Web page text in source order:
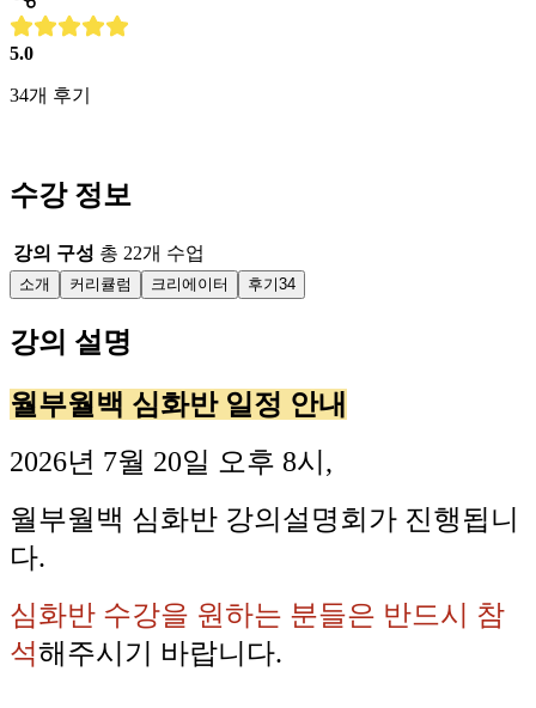
5.0
34개 후기
수강 정보
강의 구성 총 22개 수업
소개 커리큘럼 크리에이터 후기34
강의 설명
월부월백 심화반 일정 안내
2026년 7월 20일 오후 8시,
월부월백 심화반 강의설명회가 진행됩니
다.
심화반 수강을 원하는 분들은 반드시 참
석해주시기 바랍니다.